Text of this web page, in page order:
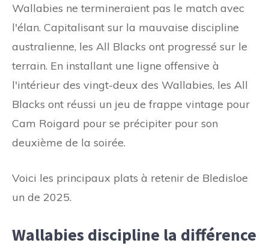
Wallabies ne termineraient pas le match avec
l'élan. Capitalisant sur la mauvaise discipline
australienne, les All Blacks ont progressé sur le
terrain. En installant une ligne offensive à
l'intérieur des vingt-deux des Wallabies, les All
Blacks ont réussi un jeu de frappe vintage pour
Cam Roigard pour se précipiter pour son
deuxième de la soirée.
Voici les principaux plats à retenir de Bledisloe
un de 2025.
Wallabies discipline la différence